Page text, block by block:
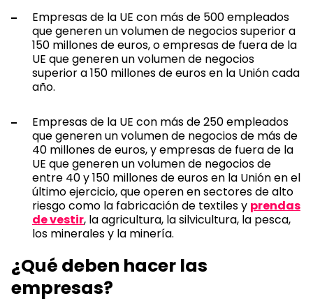
Empresas de la UE con más de 500 empleados
que generen un volumen de negocios superior a
150 millones de euros, o empresas de fuera de la
UE que generen un volumen de negocios
superior a 150 millones de euros en la Unión cada
año.
Empresas de la UE con más de 250 empleados
que generen un volumen de negocios de más de
40 millones de euros, y empresas de fuera de la
UE que generen un volumen de negocios de
entre 40 y 150 millones de euros en la Unión en el
último ejercicio, que operen en sectores de alto
riesgo como la fabricación de textiles y prendas
de vestir, la agricultura, la silvicultura, la pesca,
los minerales y la minería.
¿Qué deben hacer las
empresas?